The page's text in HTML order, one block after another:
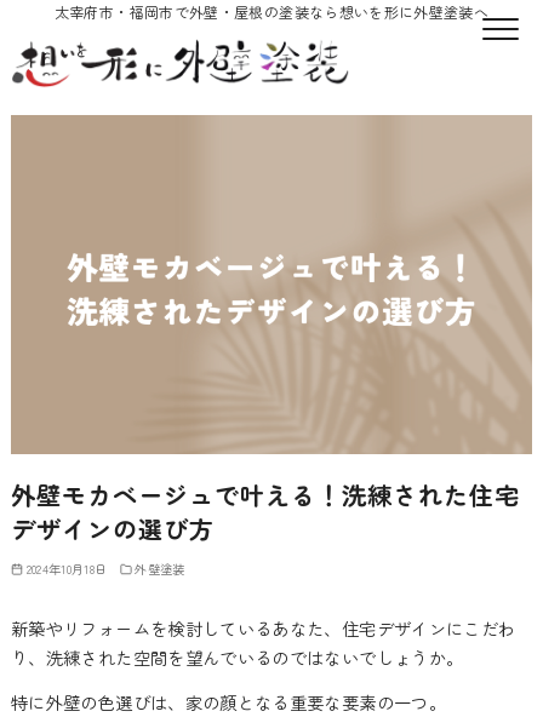
太宰府市・福岡市で外壁・屋根の塗装なら想いを形に外壁塗装へ
外壁モカベージュで叶える！洗練された住宅
デザインの選び方
2024年10月18日 外壁塗装
新築やリフォームを検討しているあなた、住宅デザインにこだわ
り、洗練された空間を望んでいるのではないでしょうか。
特に外壁の色選びは、家の顔となる重要な要素の一つ。